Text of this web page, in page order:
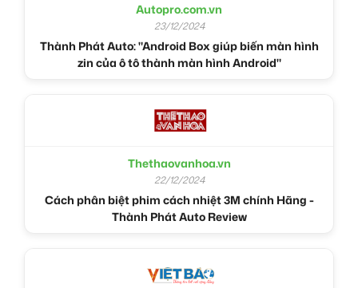
Autopro.com.vn
23/12/2024
Thành Phát Auto: "Android Box giúp biến màn hình
zin của ô tô thành màn hình Android"
Thethaovanhoa.vn
22/12/2024
Cách phân biệt phim cách nhiệt 3M chính Hãng -
Thành Phát Auto Review